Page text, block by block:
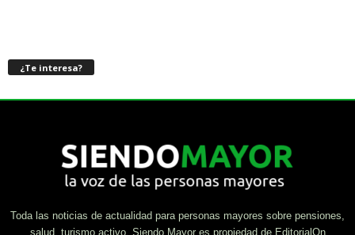
¿Te interesa?
Toda las noticias de actualidad para personas mayores sobre pensiones,
salud, turismo activo. Siendo Mayor es propiedad de EditorialOn